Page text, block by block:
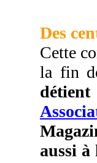
Des
Cette
la fin
aussi